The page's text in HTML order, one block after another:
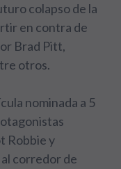
colapso de la
en contra de
Brad Pitt,
otros.
nominada a 5
Robbie y
corredor de